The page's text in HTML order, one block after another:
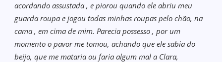
acordando assustada , e piorou quando ele abriu meu
guarda roupa e jogou todas minhas roupas pelo chão, na
cama , em cima de mim. Parecia possesso , por um
momento o pavor me tomou, achando que ele sabia do
beijo, que me mataria ou faria algum mal a Clara,